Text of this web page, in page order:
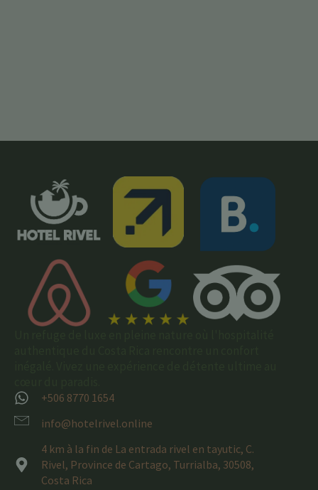
+506 8770 1654
info@hotelrivel.online
4 km à la fin de La entrada rivel en tayutic, C.
Rivel, Province de Cartago, Turrialba, 30508,
Costa Rica